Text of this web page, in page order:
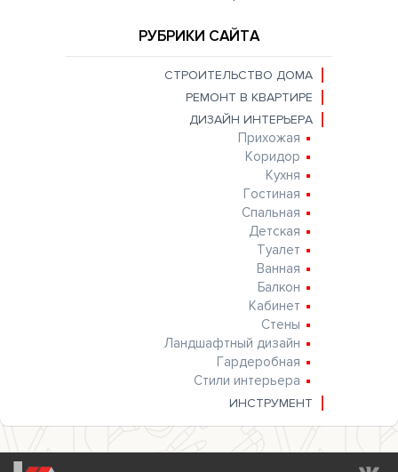
РУБРИКИ САЙТА
СТРОИТЕЛЬСТВО ДОМА
РЕМОНТ В КВАРТИРЕ
ДИЗАЙН ИНТЕРЬЕРА
Прихожая
Коридор
Кухня
Гостиная
Спальная
Детская
Туалет
Ванная
Балкон
Кабинет
Стены
Ландшафтный дизайн
Гардеробная
Стили интерьера
ИНСТРУМЕНТ